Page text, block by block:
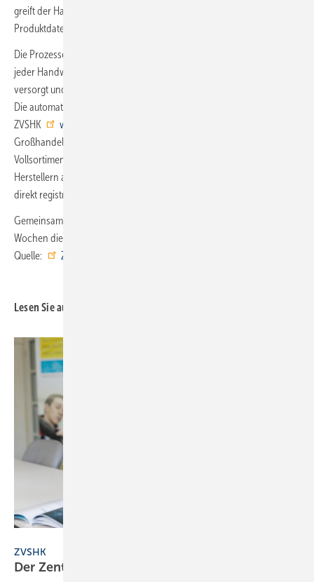
greift der Handwerker somit auf die neuesten, qualitätsgeprüften
Produktdaten zu, die zudem stets aktuell gepflegt werden.
Die Prozesse laufen über Webservices im Hintergrund ab, das heißt,
jeder Handwerker ist in jedem Prozessschritt seines Auftrages perfekt
versorgt und häuft keinen eigenen Datenmüll auf seinem Rechner an.
Die automatisierte Datenversorgung wird über das Datenportal des
ZVSHK
www.open-datapool.de
Großhandelsshops sichergestellt. Open Datapool bündelt im
Vollsortiment rund vier Millionen Artikeldaten von rund 300
Herstellern ab. Innungsbetriebe können sich über benannte Seite
direkt registrieren.
Gemeinsam möchten die benannten Verbände in den kommenden
Wochen die Branche informieren und die Prozesse weiter optimieren.
Quelle:
ZVSHK
Lesen Sie auch:
ZVSHK
Der Zentralverband in Radio und